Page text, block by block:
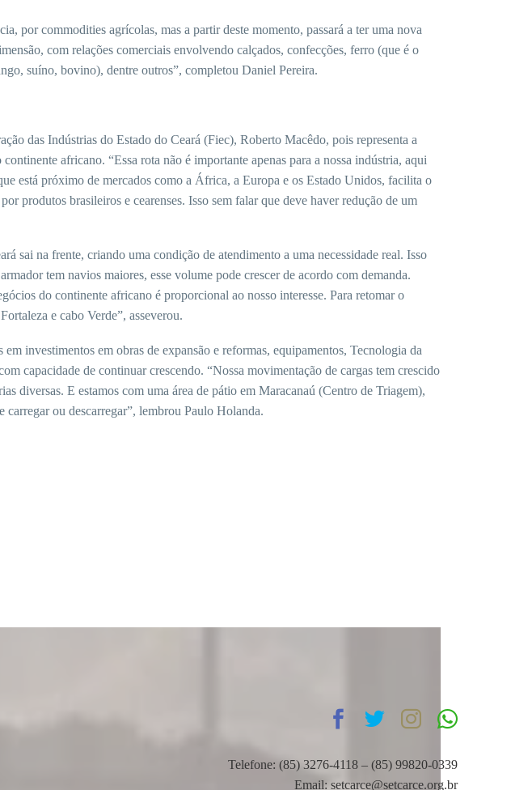
por commodities agrícolas, mas a partir deste momento, passará a ter uma nova
com relações comerciais envolvendo calçados, confecções, ferro (que é o
suíno, bovino), dentre outros”, completou Daniel Pereira.
das Indústrias do Estado do Ceará (Fiec), Roberto Macêdo, pois representa a
africano. “Essa rota não é importante apenas para a nossa indústria, aqui
está próximo de mercados como a África, a Europa e os Estado Unidos, facilita o
produtos brasileiros e cearenses. Isso sem falar que deve haver redução de um
sai na frente, criando uma condição de atendimento a uma necessidade real. Isso
tem navios maiores, esse volume pode crescer de acordo com demanda.
do continente africano é proporcional ao nosso interesse. Para retomar o
e cabo Verde”, asseverou.
investimentos em obras de expansão e reformas, equipamentos, Tecnologia da
capacidade de continuar crescendo. “Nossa movimentação de cargas tem crescido
diversas. E estamos com uma área de pátio em Maracanaú (Centro de Triagem),
ou descarregar”, lembrou Paulo Holanda.
Telefone: (85) 3276-4118 – (85) 99820-0339
Email: setcarce@setcarce.org.br